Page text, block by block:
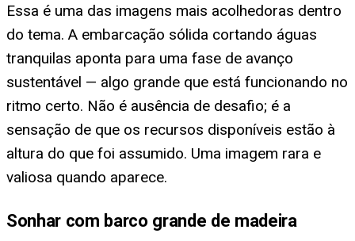
Essa é uma das imagens mais acolhedoras dentro
do tema. A embarcação sólida cortando águas
tranquilas aponta para uma fase de avanço
sustentável — algo grande que está funcionando no
ritmo certo. Não é ausência de desafio; é a
sensação de que os recursos disponíveis estão à
altura do que foi assumido. Uma imagem rara e
valiosa quando aparece.
Sonhar com barco grande de madeira